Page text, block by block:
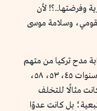
وفرضتها..؟! لأن
وسلامة موسى
مدح تركيا من متهم
بالاشتراكية، ومتى يمدحها؟ في سنوات ٤٥، ٥٣، ٥٨،
مثالًا للتخلف
بل كانت عدوًا